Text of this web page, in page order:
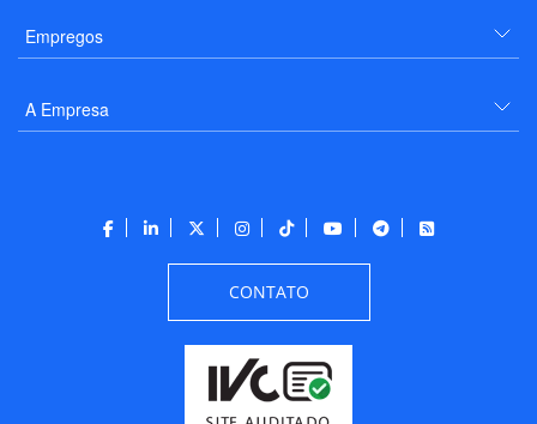
Empregos
A Empresa
CONTATO